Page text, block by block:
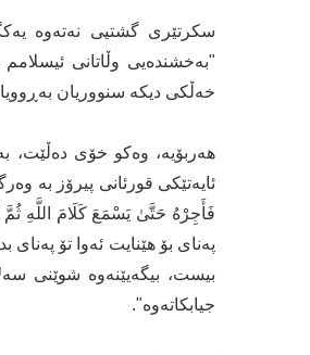
سکرتێری گشتیی نەتەوە
"بەخشندەیی وڵاتانی
خەڵکی دیکە سنووریان
هەربۆیە، وەکو خۆی دەڵێت،
فَأَجِرْهُ حَتَّىٰ يَسْمَعَ كَلَامَ اللَّهِ ثُمَّ
په‌نای بۆ هێنایت ئه‌وا تۆ
بیست، بیگه‌یێنه‌وە شوێنی
جیابکاتەوە".